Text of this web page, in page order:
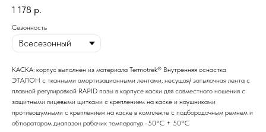
1 178 р.
Сезонность
КАСКА: корпус выполнен из материала Termotrek® Внутренняя оснастка
ЭТАЛОН с тканными амортизационными лентами, несущая/ затылочная лента с
плавной регулировкой RAPID пазы в корпусе каски для совместного ношения с
защитными лицевыми щитками с креплением на каске и наушниками
противошумными с креплением на каске в комплекте с подбородочным ремнем и
обтюратором диапазон рабочих температур -50°C + 50°C